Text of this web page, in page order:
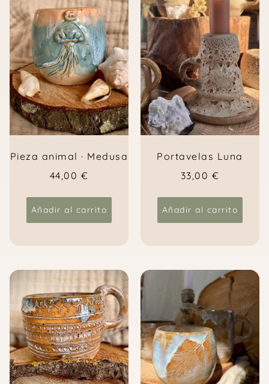
Pieza animal · Medusa
44,00 €
Añadir al carrito
Portavelas Luna
33,00 €
Añadir al carrito